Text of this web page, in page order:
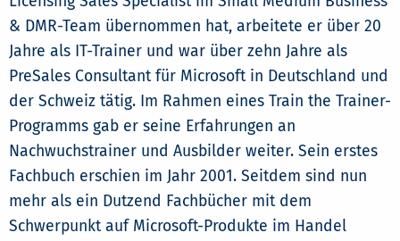
& DMR-Team übernommen hat, arbeitete er über 20
Jahre als IT-Trainer und war über zehn Jahre als
PreSales Consultant für Microsoft in Deutschland und
der Schweiz tätig. Im Rahmen eines Train the Trainer-
Programms gab er seine Erfahrungen an
Nachwuchstrainer und Ausbilder weiter. Sein erstes
Fachbuch erschien im Jahr 2001. Seitdem sind nun
mehr als ein Dutzend Fachbücher mit dem
Schwerpunkt auf Microsoft-Produkte im Handel